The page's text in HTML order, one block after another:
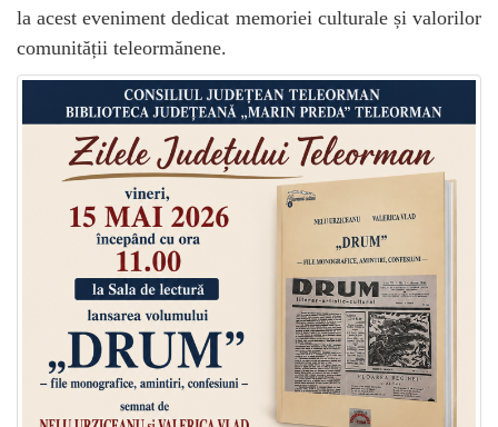
la acest eveniment dedicat memoriei culturale și valorilor
comunității teleormănene.